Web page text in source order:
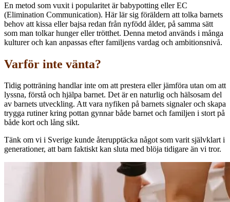
En metod som vuxit i popularitet är babypotting eller EC
(Elimination Communication). Här lär sig föräldern att tolka barnets
behov att kissa eller bajsa redan från nyfödd ålder, på samma sätt
som man tolkar hunger eller trötthet. Denna metod används i många
kulturer och kan anpassas efter familjens vardag och ambitionsnivå.
Varför inte vänta?
Tidig potträning handlar inte om att prestera eller jämföra utan om att
lyssna, förstå och hjälpa barnet. Det är en naturlig och hälsosam del
av barnets utveckling. Att vara nyfiken på barnets signaler och skapa
trygga rutiner kring pottan gynnar både barnet och familjen i stort på
både kort och lång sikt.
Tänk om vi i Sverige kunde återupptäcka något som varit självklart i
generationer, att barn faktiskt kan sluta med blöja tidigare än vi tror.